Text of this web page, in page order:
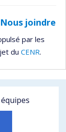
Nous joindre
par les
du CENR.